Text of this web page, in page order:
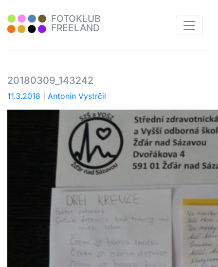
FOTOKLUB
FREELAND
20180309_143242
11.3.2018 Antonín Vystrčil